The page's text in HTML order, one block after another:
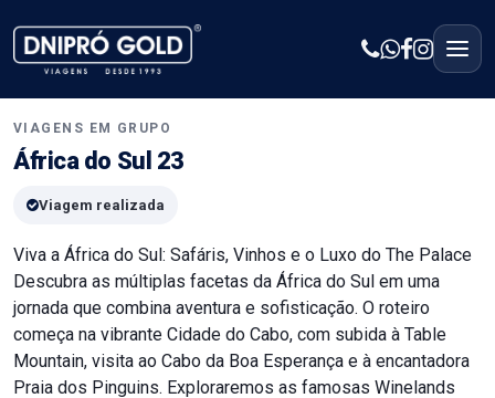
VIAGENS EM GRUPO
África do Sul 23
Viagem realizada
Viva a África do Sul: Safáris, Vinhos e o Luxo do The Palace
Descubra as múltiplas facetas da África do Sul em uma
jornada que combina aventura e sofisticação. O roteiro
começa na vibrante Cidade do Cabo, com subida à Table
Mountain, visita ao Cabo da Boa Esperança e à encantadora
Praia dos Pinguins. Exploraremos as famosas Winelands